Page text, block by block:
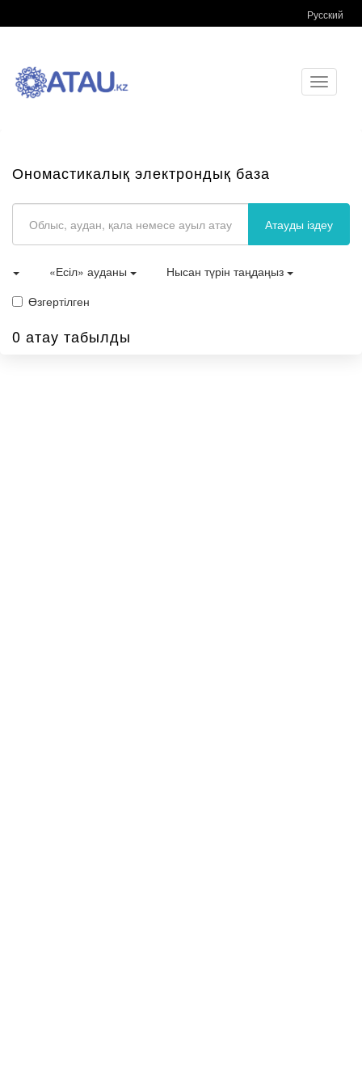
Русский
Toggle
Ономастикалық электрондық база
Атауды іздеу
«Есіл» ауданы
Нысан түрін таңдаңыз
Өзгертілген
0 атау табылды